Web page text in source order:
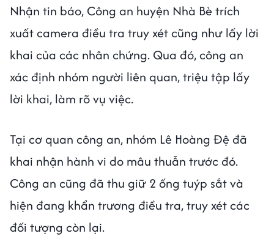
Nhận tin báo, Công an huyện Nhà Bè trích
xuất camera điều tra truy xét cũng như lấy lời
khai của các nhân chứng. Qua đó, công an
xác định nhóm người liên quan, triệu tập lấy
lời khai, làm rõ vụ việc.
Tại cơ quan công an, nhóm Lê Hoàng Đệ đã
khai nhận hành vi do mâu thuẫn trước đó.
Công an cũng đã thu giữ 2 ống tuýp sắt và
hiện đang khẩn trương điều tra, truy xét các
đối tượng còn lại.